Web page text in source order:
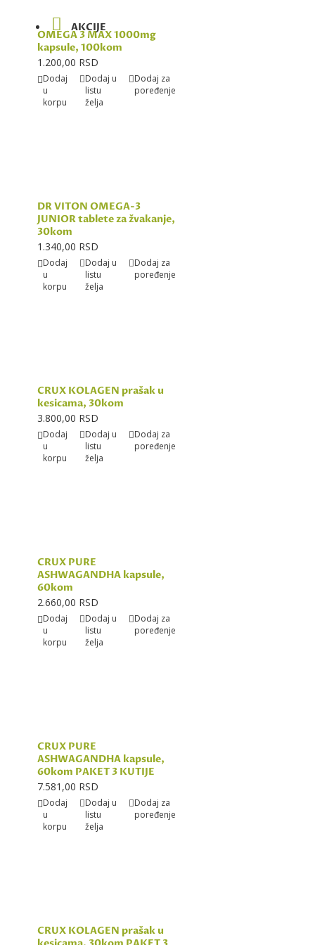
AKCIJE
OMEGA 3 MAX 1000mg
kapsule, 100kom
1.200,00 RSD
Dodaj
u
korpu
Dodaj u
listu
želja
Dodaj za
poređenje
DR VITON OMEGA-3
JUNIOR tablete za žvakanje,
30kom
1.340,00 RSD
Dodaj
u
korpu
Dodaj u
listu
želja
Dodaj za
poređenje
CRUX KOLAGEN prašak u
kesicama, 30kom
3.800,00 RSD
Dodaj
u
korpu
Dodaj u
listu
želja
Dodaj za
poređenje
CRUX PURE
ASHWAGANDHA kapsule,
60kom
2.660,00 RSD
Dodaj
u
korpu
Dodaj u
listu
želja
Dodaj za
poređenje
CRUX PURE
ASHWAGANDHA kapsule,
60kom PAKET 3 KUTIJE
7.581,00 RSD
Dodaj
u
korpu
Dodaj u
listu
želja
Dodaj za
poređenje
CRUX KOLAGEN prašak u